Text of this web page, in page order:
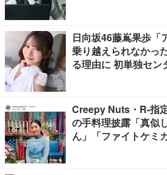
日向坂46藤嶌果歩「
乗り越えられなかっ
る理由に 初単独セン
Creepy Nuts・R-指
の手料理披露「真似
ん」「ファイトケミ